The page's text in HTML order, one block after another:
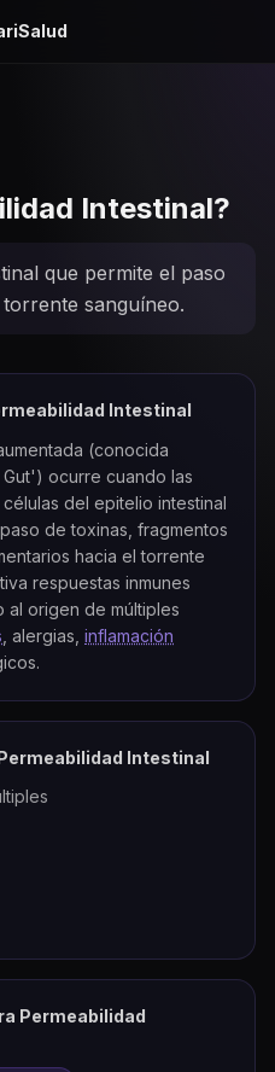
Intestinal?
que permite el paso
sanguíneo.
Intestinal
(conocida
ocurre cuando las
del epitelio intestinal
de toxinas, fragmentos
hacia el torrente
respuestas inmunes
al origen de múltiples
, alergias, inflamación
Intestinal
Permeabilidad